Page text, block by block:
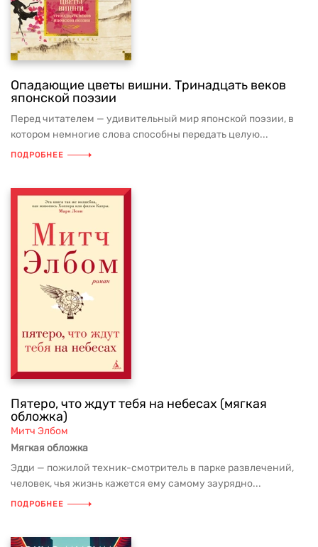
Опадающие цветы вишни. Тринадцать веков
японской поэзии
Перед читателем — удивительный мир японской поэзии, в
котором немногие слова способны передать целую...
ПОДРОБНЕЕ
Пятеро, что ждут тебя на небесах (мягкая
обложка)
Митч Элбом
Мягкая обложка
Эдди — пожилой техник-смотритель в парке развлечений,
человек, чья жизнь кажется ему самому заурядно...
ПОДРОБНЕЕ